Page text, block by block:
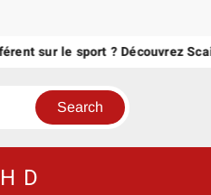
sur le sport ? Découvrez
D